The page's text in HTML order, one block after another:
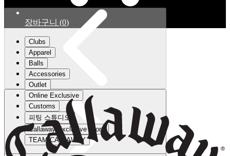
장바구니 (0)
Clubs
Apparel
Balls
Accessories
Outlet
Online Exclusive
Customs
피팅 스튜디오
Callaway Exclusive Store
TEAM CALLAWAY